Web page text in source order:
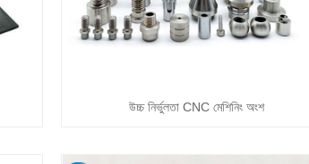
উচ্চ নির্ভুলতা CNC মেশিনিং অংশ